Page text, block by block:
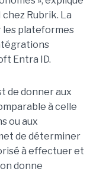
Rubrik. La
les plateformes
Entra ID.
de donner aux
à celle
ou aux
de déterminer
à effectuer et
donne